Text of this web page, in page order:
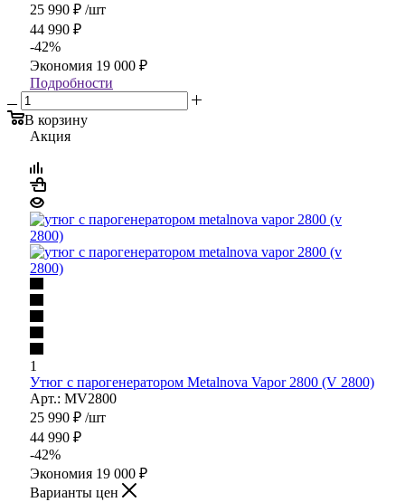
25 990 ₽ /шт
44 990 ₽
-42%
Экономия 19 000 ₽
Подробности
В корзину
Акция
1
Утюг с парогенератором Metalnova Vapor 2800 (V 2800)
Арт.: MV2800
25 990 ₽ /шт
44 990 ₽
-42%
Экономия 19 000 ₽
Варианты цен